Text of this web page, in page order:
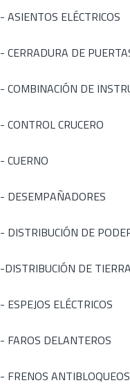
- ASIENTOS ELÉCTRICOS
- CERRADURA DE
- COMBINACIÓN DE
- CONTROL CRUCERO
- CUERNO
- DESEMPAÑADORES
- DISTRIBUCIÓN DE
-DISTRIBUCIÓN DE TIERRA
- ESPEJOS ELÉCTRICOS
- FAROS DELANTEROS
- FRENOS ANTIBLOQUEOS